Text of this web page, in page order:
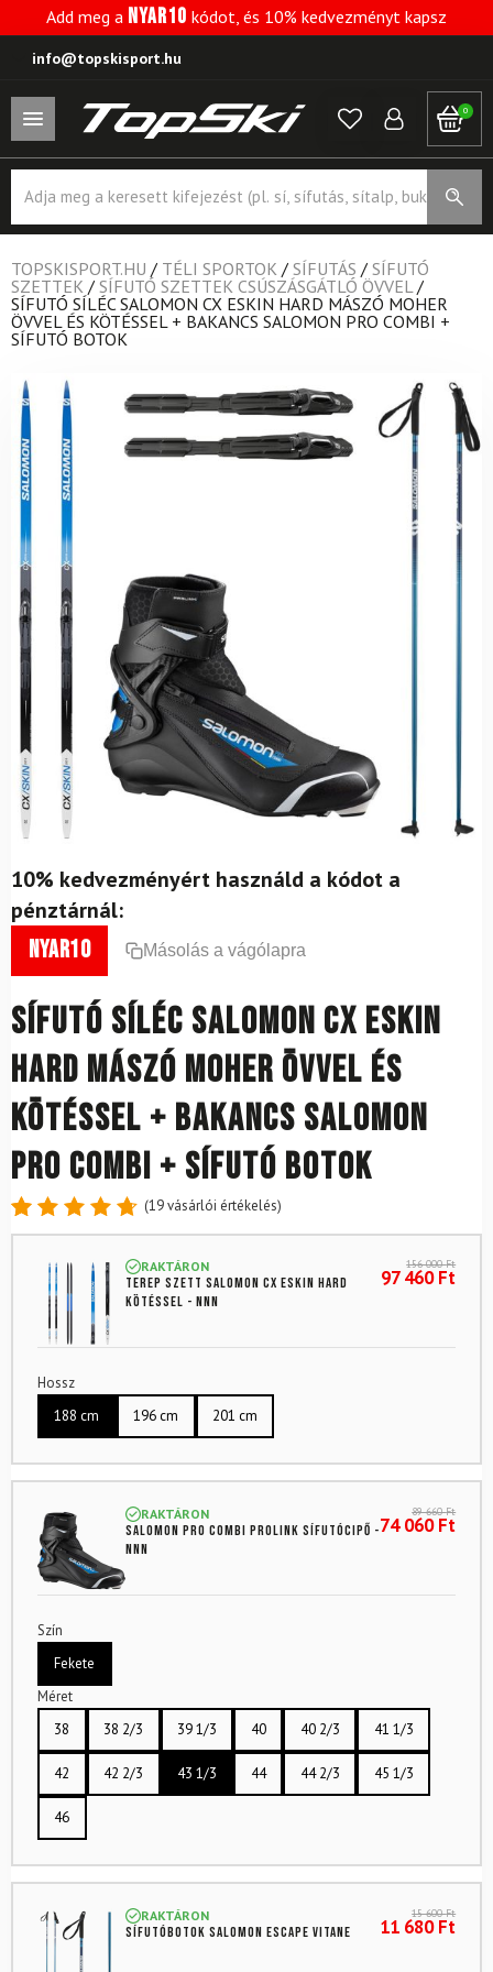
Add meg a NYAR10 kódot, és 10% kedvezményt kapsz
info@topskisport.hu
0
search
TOPSKISPORT.HU / TÉLI SPORTOK / SÍFUTÁS / SÍFUTÓ
SZETTEK / SÍFUTÓ SZETTEK CSÚSZÁSGÁTLÓ ÖVVEL/
SÍFUTÓ SÍLÉC SALOMON CX ESKIN HARD MÁSZÓ MOHER
ÖVVEL ÉS KÖTÉSSEL + BAKANCS SALOMON PRO COMBI +
SÍFUTÓ BOTOK
10% kedvezményért használd a kódot a
pénztárnál:
nyar10 Másolás a vágólapra
Sífutó síléc SALOMON CX eSKIN
Hard mászó moher övvel és
kötéssel + bakancs Salomon
Pro Combi + sífutó botok
Értékelés
5-ből,
19
értékelés
alapján
(19vásárlói értékelés)
RAKTÁRON
Terep szett SALOMON CX eSKIN Hard
kötéssel - NNN
156 000Ft
97 460Ft
Hossz
188 cm
196 cm 201 cm
RAKTÁRON
SALOMON Pro Combi Prolink sífutócipő -
NNN
89 660Ft
74 060Ft
Szín
Fekete
Méret
38
38 2/3 39 1/3 40 40 2/3 41 1/3
42 42 2/3 43 1/3 44 44 2/3 45 1/3
46
RAKTÁRON
Sífutóbotok SALOMON Escape Vitane
15 600Ft
11 680Ft